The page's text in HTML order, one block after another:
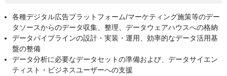
各種デジタル広告プラットフォーム/マーケティング施策等のデー
タソースからのデータ収集、整理、データウェアハウスへの格納
データパイプラインの設計・実装・運用、効率的なデータ活用基
盤の整備
データ分析に必要なデータセットの準備および、データサイエン
ティスト・ビジネスユーザーへの支援